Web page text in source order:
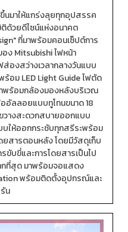
นมาให้แกร่งลุยทุกอุปสรรค
ด้วยดีไซน์แห่งอนาคต
ที่มาพร้อมคอนเซ็ปต์การ
ง Mitsubishi ไฟหน้า
องสว่างเวลากลางวันแบบ
ร้อม LED Light Guide ไฟตัด
พร้อมกล้องมองหลังบริเวณ
อัลลอยแบบทูโทนขนาด 18
วางสะดวกสบายออกแบบ
บให้ออกกระชับทุกสรีระพร้อม
ยสารตอนหลัง โดยมีวัสดุเก็บ
ขับขี่และการโดยสารเป็นไป
กที่สุด มาพร้อมจอแสดง
พร้อมติดตั้งอุปกรณ์และ
น